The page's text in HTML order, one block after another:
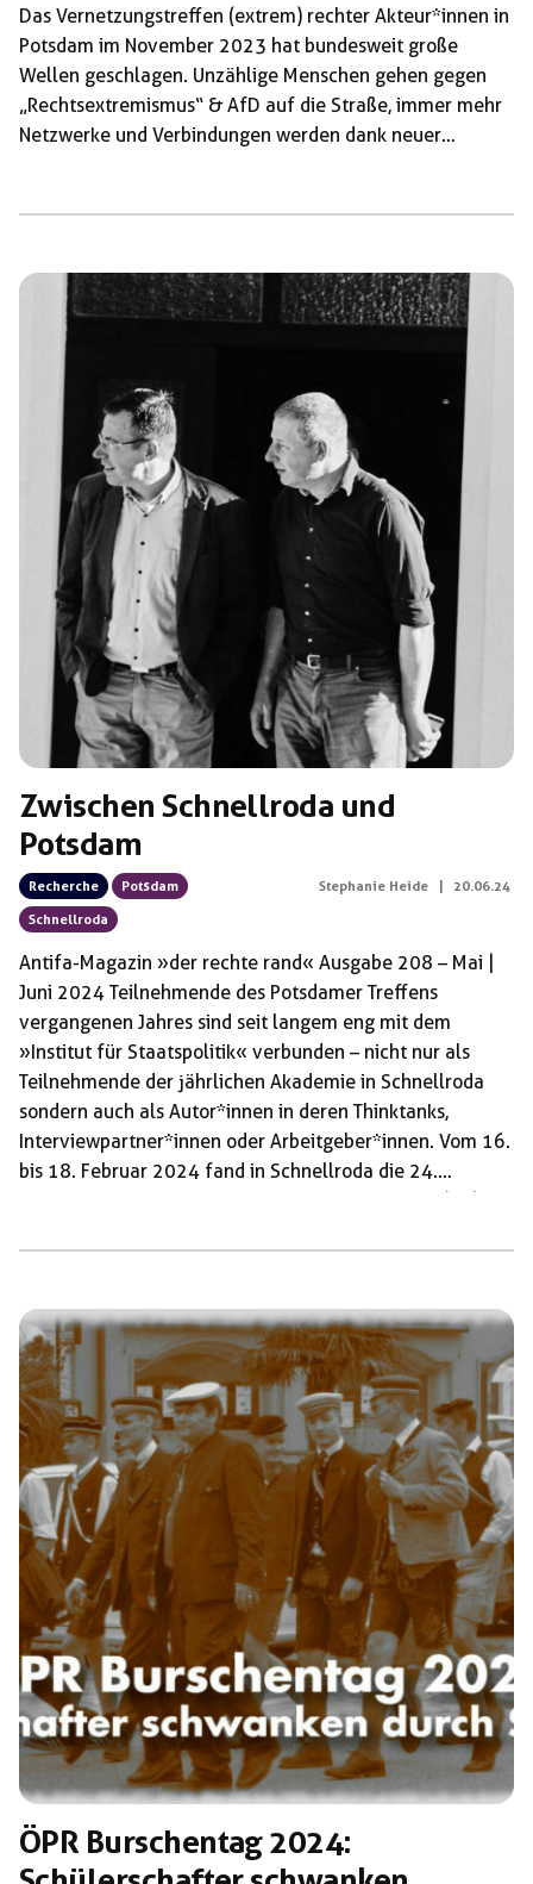
Das Vernetzungstreffen (extrem) rechter Akteur*innen in
Potsdam im November 2023 hat bundesweit große
Wellen geschlagen. Unzählige Menschen gehen gegen
„Rechtsextremismus“ & AfD auf die Straße, immer mehr
Netzwerke und Verbindungen werden dank neuer
gespannten Netzwerke der (extremen) Rechten steht.
Von völkischen Bünden über die „Alternative für
Deutschland“ (AfD) und „Identitäre Bewegung“ (IB),
Burschenschaften und „konservative“ […]
Zwischen Schnellroda und
Potsdam
Recherche
Potsdam
Schnellroda
Stephanie Heide 20.06.24
Antifa-Magazin »der rechte rand« Ausgabe 208 – Mai |
Juni 2024 Teilnehmende des Potsdamer Treffens
vergangenen Jahres sind seit langem eng mit dem
»Institut für Staatspolitik« verbunden – nicht nur als
Teilnehmende der jährlichen Akademie in Schnellroda
sondern auch als Autor*innen in deren Thinktanks,
Interviewpartner*innen oder Arbeitgeber*innen. Vom 16.
bis 18. Februar 2024 fand in Schnellroda die 24.
Zusammenhängen der »Alternative für Deutschland«
(AfD) beziehungsweise »Junge Alternative« (JA),
»Identitärer Bewegung« (IB) und Burschenschaften
stammen, reisten aus dem gesamten Bundesgebiet und
Österreich an. […]
ÖPR Burschentag 2024: